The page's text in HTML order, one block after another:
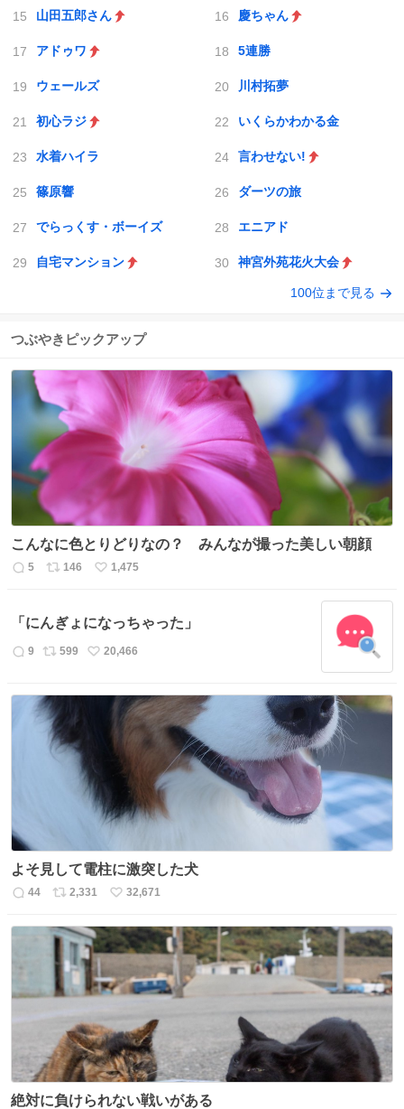
山田五郎さん 慶ちゃん
アドゥワ 5連勝
ウェールズ 川村拓夢
初心ラジ いくらかわかる金
水着ハイラ 言わせない!
篠原響 ダーツの旅
でらっくす・ボーイズ エニアド
自宅マンション 神宮外苑花火大会
100位まで見る
つぶやきピックアップ
こんなに色とりどりなの？ みんなが撮った美しい朝顔
返
数
5
リ
ス
ト
数
146
い
ね
数
1,475
「にんぎょになっちゃった」
返
数
9
リ
ス
ト
数
599
い
ね
20,466
よそ見して電柱に激突した犬
返
数
44
リ
ス
ト
数
2,331
い
ね
数
32,671
絶対に負けられない戦いがある